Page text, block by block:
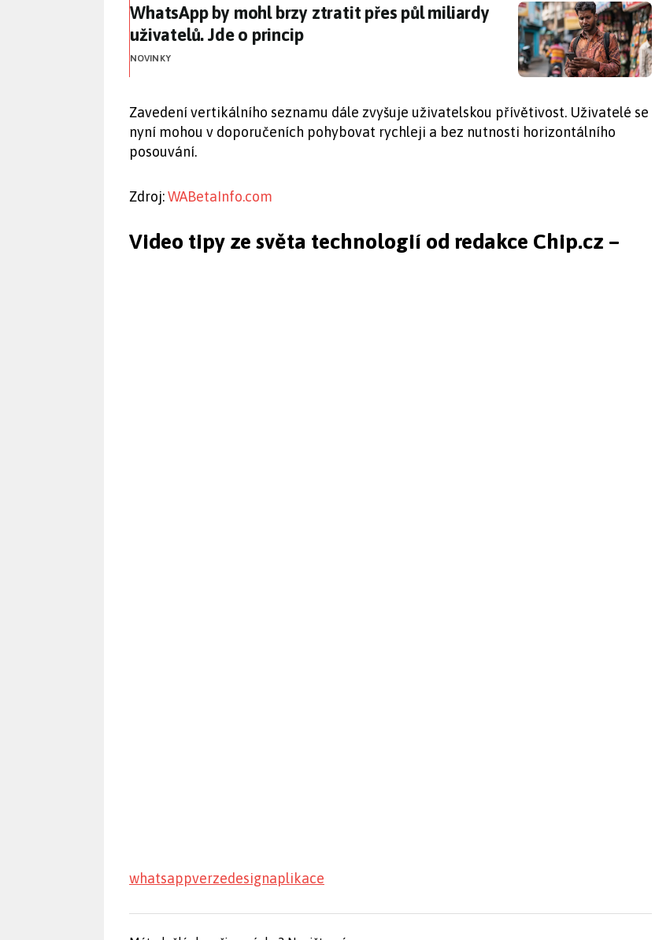
WhatsApp by mohl brzy ztratit přes půl miliardy uživatelů. Jde o princip
WhatsApp by mohl brzy ztratit přes půl miliardy
uživatelů. Jde o princip
NOVINKY
Zavedení vertikálního seznamu dále zvyšuje uživatelskou přívětivost. Uživatelé se
nyní mohou v doporučeních pohybovat rychleji a bez nutnosti horizontálního
posouvání.
Zdroj:WABetaInfo.com
Video tipy ze světa technologií od redakce Chip.cz –
whatsappverzedesignaplikace